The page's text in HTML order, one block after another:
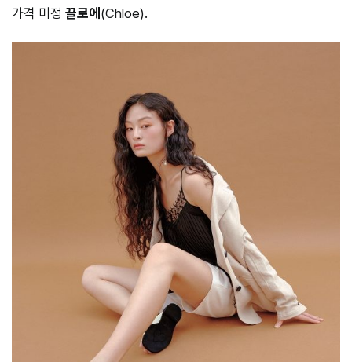
가격 미정 끌로에 (Chloe).